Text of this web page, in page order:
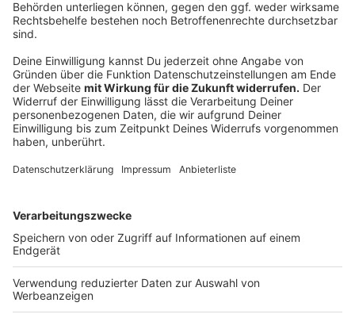
entwickelt. Er ist auf und neben dem Feld ein
Führungsspieler.“ - Stefan Meler, Sportdirektor.
Anzeige
Auch Lukas Siegler bleibt bei den Eagles
Anzeige
verlängert. Der 29-Jährige war ebenfalls im Sommer
2024 nach Krefeld gekommen. Zuvor spielte er unter
anderem für die DJK Rimpar, den TuS Ferndorf und den
TuS Vinnhorst. In der vergangenen Saison wurde er
laut Verein nach seinem Wechsel von der halblinken
auf die linke Abwehrseite zu einem wichtigen